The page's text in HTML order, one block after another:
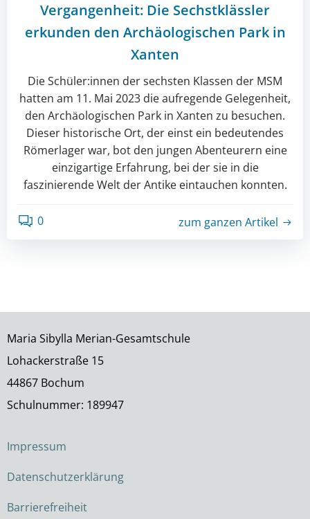
Vergangenheit: Die Sechstklässler
erkunden den Archäologischen Park in
Xanten
Die Schüler:innen der sechsten Klassen der MSM
hatten am 11. Mai 2023 die aufregende Gelegenheit,
den Archäologischen Park in Xanten zu besuchen.
Dieser historische Ort, der einst ein bedeutendes
Römerlager war, bot den jungen Abenteurern eine
einzigartige Erfahrung, bei der sie in die
faszinierende Welt der Antike eintauchen konnten.
0 zum ganzen Artikel
Maria Sibylla Merian-Gesamtschule
Lohackerstraße 15
44867 Bochum
Schulnummer: 189947
Impressum
Datenschutzerklärung
Barrierefreiheit